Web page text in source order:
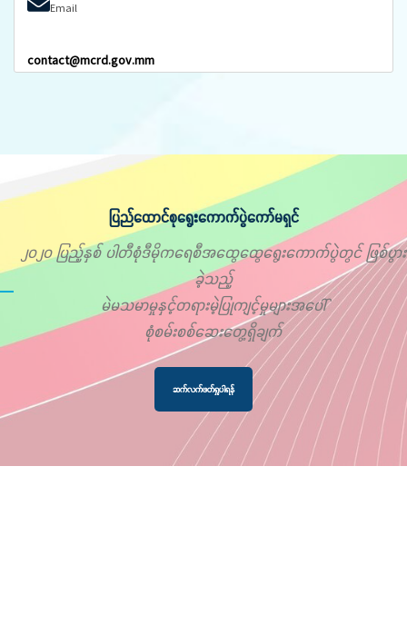
Email
contact@mcrd.gov.mm
ပြည်ထောင်စုရွေးကောက်ပွဲကော်မရှင်
၂၀၂၀ ပြည့်နှစ် ပါတီစုံဒီမိုကရေစီအထွေထွေရွေးကောက်ပွဲတွင် ဖြစ်ပွား
ခဲ့သည့်
မဲမသမာမှုနှင့်တရားမဲ့ပြုကျင့်မှုများအပေါ်
စုံစမ်းစစ်ဆေးတွေ့ရှိချက်
ဆက်လက်ဖတ်ရှုပါရန်